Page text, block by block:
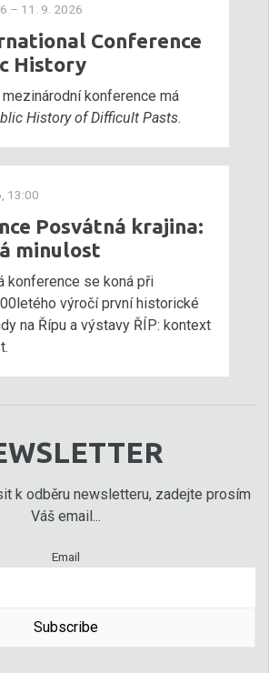
– 11. 9. 2026
Conference
History
konference má
History of Difficult Pasts.
13:00
Posvátná krajina:
minulost
konference se koná při
výročí první historické
na Řípu a výstavy ŘÍP: kontext
k odběru newsletteru, zadejte prosím
Váš email...
Email
Subscribe